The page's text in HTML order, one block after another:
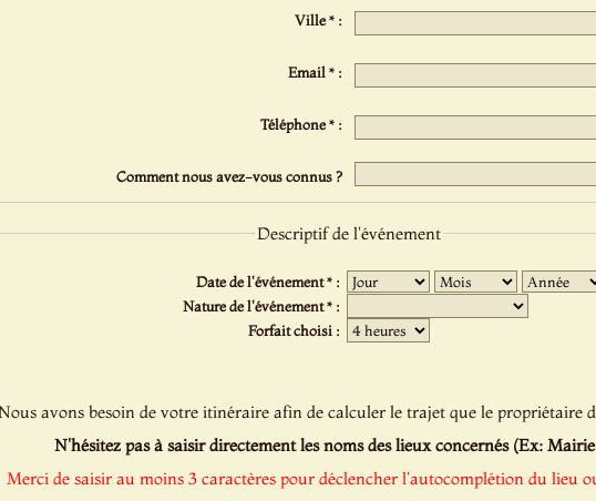
Ville * :
Email * :
Téléphone * :
Comment nous avez-vous connus ?
Descriptif de l'événement
Date de l'événement * :
Nature de l'événement * :
Forfait choisi :
avons besoin de votre itinéraire afin de calculer le trajet que le propriétaire
N'hésitez pas à saisir directement les noms des lieux concernés (Ex: Mairie
Merci de saisir au moins 3 caractères pour déclencher l'autocomplétion du lieu